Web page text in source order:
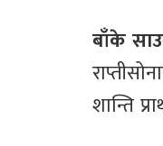
बाँके
शान्ति